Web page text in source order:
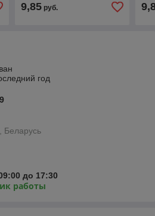
9,85руб.
год
Беларусь
до 17:30
работы